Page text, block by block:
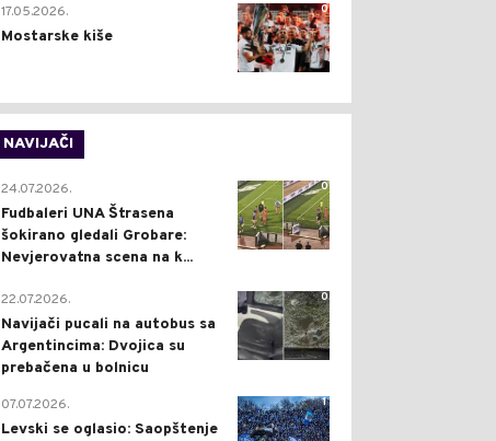
0
17.05.2026.
Mostarske kiše
NAVIJAČI
0
24.07.2026.
Fudbaleri UNA Štrasena
šokirano gledali Grobare:
Nevjerovatna scena na k...
0
22.07.2026.
Navijači pucali na autobus sa
Argentincima: Dvojica su
prebačena u bolnicu
1
07.07.2026.
Levski se oglasio: Saopštenje